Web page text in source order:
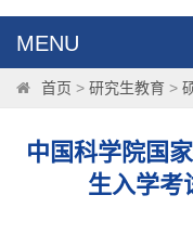
MENU
首页 > 研究生教育 >
中国科学院国
生入学考